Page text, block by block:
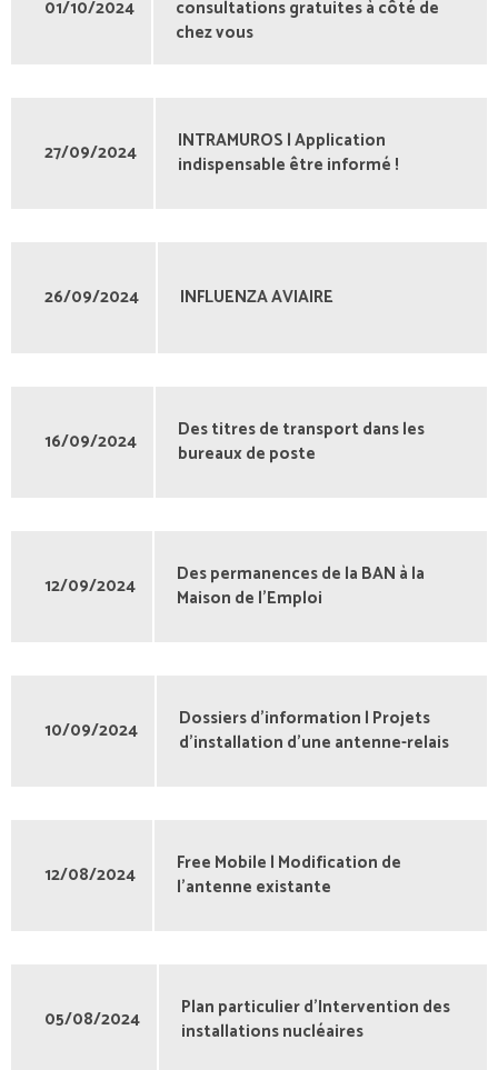
01/10/2024
consultations gratuites à côté de
chez vous
27/09/2024
INTRAMUROS | Application
indispensable être informé !
26/09/2024 INFLUENZA AVIAIRE
16/09/2024
Des titres de transport dans les
bureaux de poste
12/09/2024
Des permanences de la BAN à la
Maison de l’Emploi
10/09/2024
Dossiers d'information | Projets
d'installation d'une antenne-relais
12/08/2024
Free Mobile | Modification de
l'antenne existante
05/08/2024
Plan particulier d'Intervention des
installations nucléaires